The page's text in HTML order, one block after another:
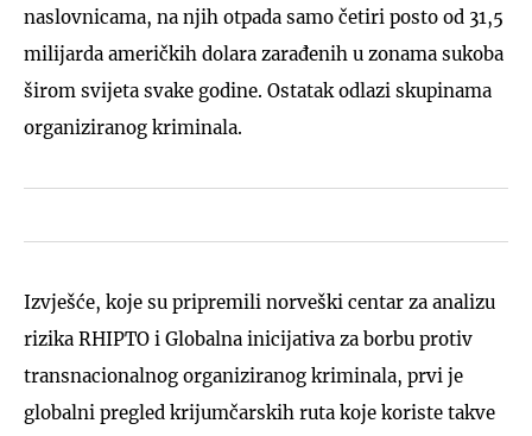
naslovnicama, na njih otpada samo četiri posto od 31,5
milijarda američkih dolara zarađenih u zonama sukoba
širom svijeta svake godine. Ostatak odlazi skupinama
organiziranog kriminala.
Izvješće, koje su pripremili norveški centar za analizu
rizika RHIPTO i Globalna inicijativa za borbu protiv
transnacionalnog organiziranog kriminala, prvi je
globalni pregled krijumčarskih ruta koje koriste takve